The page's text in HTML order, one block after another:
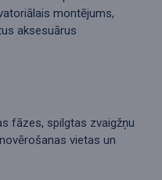
montējums,
aksesuārus
fāzes, spilgtas zvaigžņu
vietas un